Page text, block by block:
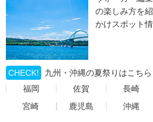
の楽しみ方を
かけスポット
CHECK!
九州・沖縄の夏祭りはこちら
福岡
佐賀 長崎
宮崎
鹿児島 沖縄